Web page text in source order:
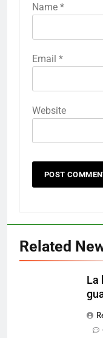
Name *
Email *
Website
Related
La